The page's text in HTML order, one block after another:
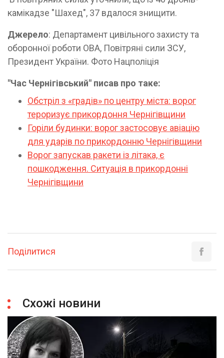
камікадзе "Шахед", 37 вдалося знищити.
Джерело: Департамент цивільного захисту та
оборонної роботи ОВА, Повітряні сили ЗСУ,
Президент України. Фото Нацполіція
"Час Чернігівський" писав про таке:
Обстріл з «градів» по центру міста: ворог
тероризує прикордоння Чернігівщини
Горіли будинки: ворог застосовує авіацію
для ударів по прикордонню Чернігівщини
Ворог запускав ракети із літака, є
пошкодження. Ситуація в прикордонні
Чернігівщини
Поділитися
Схожі новини